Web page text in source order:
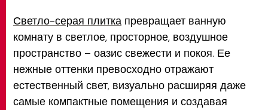
Светло-серая плитка превращает ванную
комнату в светлое, просторное, воздушное
пространство – оазис свежести и покоя. Ее
нежные оттенки превосходно отражают
естественный свет, визуально расширяя даже
самые компактные помещения и создавая